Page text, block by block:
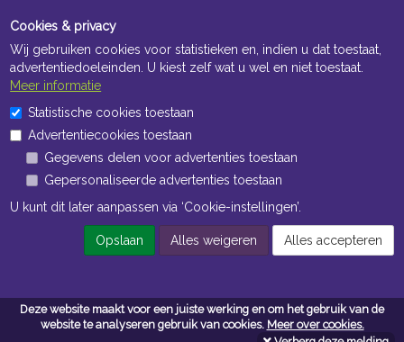
Deze website maakt voor een juiste werking en om het gebruik van de
website te analyseren gebruik van cookies. Meer over cookies.
Openingstijden Kantoor
ma t/m vr 8:30 uur tot 17:00 uur
Openingstijden Magazijn
ma t/m vr 7:00 uur tot 16:30 uur
Algemene voorwaarden
Cookies & privacy
Wij gebruiken cookies voor statistieken en, indien u dat toestaat,
advertentiedoeleinden. U kiest zelf wat u wel en niet toestaat.
Meer informatie
Statistische cookies toestaan
Advertentiecookies toestaan
Gegevens delen voor advertenties toestaan
Gepersonaliseerde advertenties toestaan
U kunt dit later aanpassen via ‘Cookie-instellingen’.
Opslaan Alles weigeren Alles accepteren